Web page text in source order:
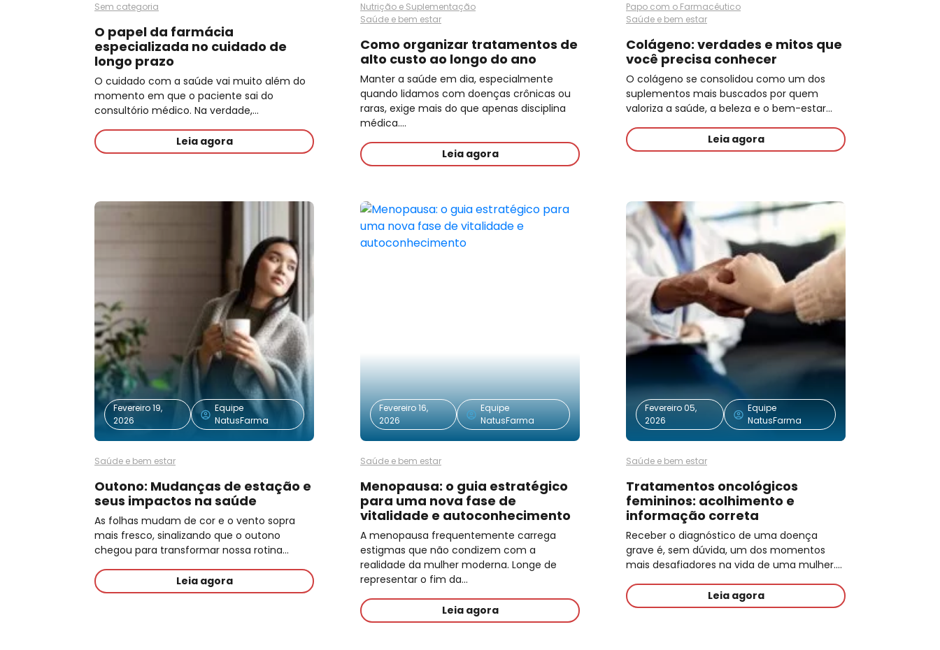
Sem categoria
O papel da farmácia
especializada no cuidado de
longo prazo
O cuidado com a saúde vai muito além do
momento em que o paciente sai do
consultório médico. Na verdade,…
Leia agora
Nutrição e Suplementação
Saúde e bem estar
Como organizar tratamentos de
alto custo ao longo do ano
Manter a saúde em dia, especialmente
quando lidamos com doenças crônicas ou
raras, exige mais do que apenas disciplina
médica.…
Leia agora
Papo com o Farmacêutico
Saúde e bem estar
Colágeno: verdades e mitos que
você precisa conhecer
O colágeno se consolidou como um dos
suplementos mais buscados por quem
valoriza a saúde, a beleza e o bem-estar…
Leia agora
Fevereiro 19,
2026
Equipe
NatusFarma
Saúde e bem estar
Outono: Mudanças de estação e
seus impactos na saúde
As folhas mudam de cor e o vento sopra
mais fresco, sinalizando que o outono
chegou para transformar nossa rotina…
Leia agora
Fevereiro 16,
2026
Equipe
NatusFarma
Saúde e bem estar
Menopausa: o guia estratégico
para uma nova fase de
vitalidade e autoconhecimento
A menopausa frequentemente carrega
estigmas que não condizem com a
realidade da mulher moderna. Longe de
representar o fim da…
Leia agora
Fevereiro 05,
2026
Equipe
NatusFarma
Saúde e bem estar
Tratamentos oncológicos
femininos: acolhimento e
informação correta
Receber o diagnóstico de uma doença
grave é, sem dúvida, um dos momentos
mais desafiadores na vida de uma mulher.…
Leia agora